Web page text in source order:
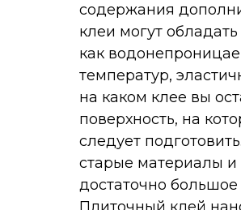
содержания
клеи могут
как
температур,
на каком клее вы
поверхность, на
следует
старые материалы и
достаточно большое